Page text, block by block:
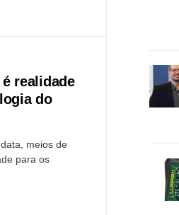
realidade
do
meios de
para os